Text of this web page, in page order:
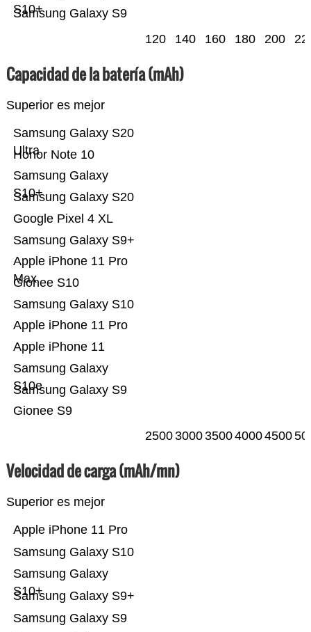
Samsung Galaxy S9
S10+
120 140 160 180 200
Capacidad de la batería (mAh)
Superior es mejor
Gionee S9
Samsung Galaxy S9
Samsung Galaxy
S10e
Apple iPhone 11
Apple iPhone 11 Pro
Samsung Galaxy S10
Gionee S10
Apple iPhone 11 Pro
Max
Samsung Galaxy S9+
Google Pixel 4 XL
Samsung Galaxy S20
Samsung Galaxy
S10+
Honor Note 10
Samsung Galaxy S20
Ultra
25003000350040004500
Velocidad de carga (mAh/mn)
Superior es mejor
Samsung Galaxy S9
Samsung Galaxy S9+
Samsung Galaxy
S10+
Samsung Galaxy S10
Apple iPhone 11 Pro